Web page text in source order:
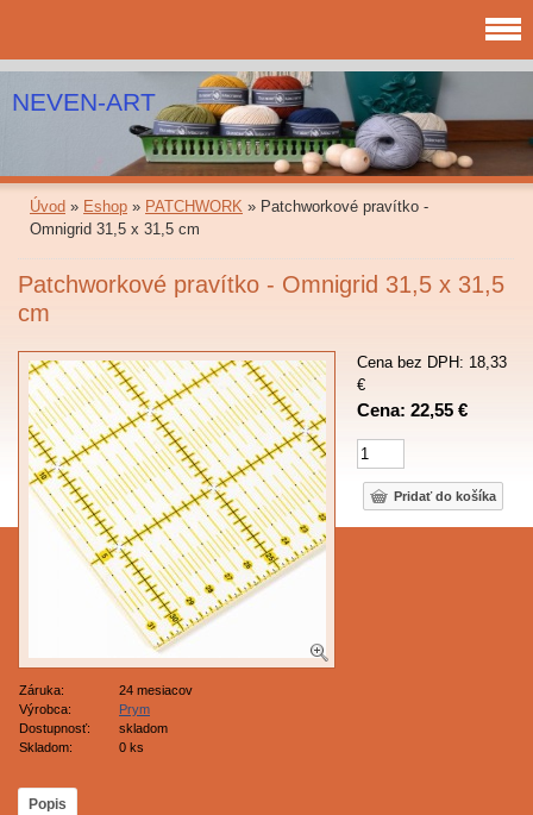
NEVEN-ART
Úvod » Eshop » PATCHWORK » Patchworkové pravítko -
Omnigrid 31,5 x 31,5 cm
Patchworkové pravítko - Omnigrid 31,5 x 31,5
cm
Cena bez DPH: 18,33
€
Cena: 22,55 €
Záruka:
24 mesiacov
Výrobca:
Prym
Dostupnosť:
skladom
Skladom:
0 ks
Popis